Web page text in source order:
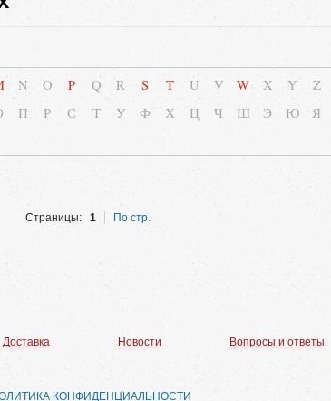
N O P Q R S T U V W X Y
Z
П Р С Т У Ф Х Ц Ч Ш Э Ю Я
Страницы:
1 По стр.
Доставка Новости Вопросы и ответы
КОНФИДЕНЦИАЛЬНОСТИ